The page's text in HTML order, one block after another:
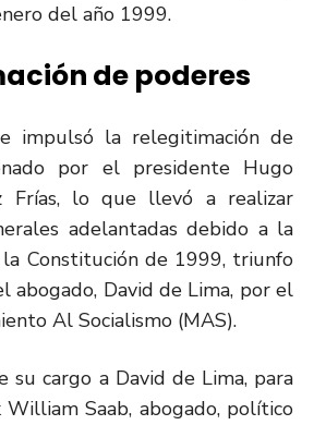
del año 1999.
de poderes
impulsó la relegitimación de
por el presidente Hugo
Frías, lo que llevó a realizar
adelantadas debido a la
Constitución de 1999, triunfo
abogado, David de Lima, por el
Al Socialismo (MAS).
su cargo a David de Lima, para
Saab, abogado, político